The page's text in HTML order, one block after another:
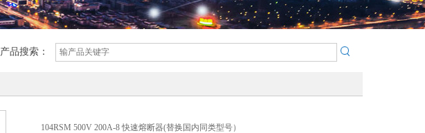
产品搜索：
104RSM 500V 200A-8 快速熔断器(替换国内同类型号）